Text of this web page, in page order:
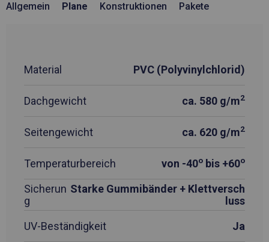
Allgemein Plane Konstruktionen Pakete
Material PVC (Polyvinylchlorid)
Dachgewicht ca. 580 g/m2
Seitengewicht ca. 620 g/m2
Temperaturbereich von -40o bis +60o
Sicherun
g
Starke Gummibänder + Klettversch
luss
UV-Beständigkeit
Ja